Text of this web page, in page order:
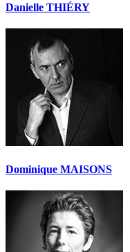
Danielle THIÉRY
Dominique MAISONS